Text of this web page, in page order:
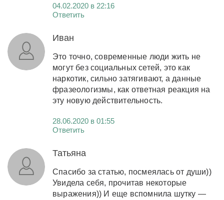
04.02.2020 в 22:16
Ответить
Иван
Это точно, современные люди жить не
могут без социальных сетей, это как
наркотик, сильно затягивают, а данные
фразеологизмы, как ответная реакция на
эту новую действительность.
28.06.2020 в 01:55
Ответить
Татьяна
Спасибо за статью, посмеялась от души))
Увидела себя, прочитав некоторые
выражения)) И еще вспомнила шутку —